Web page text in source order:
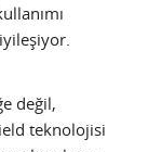
değil,
teknolojisi